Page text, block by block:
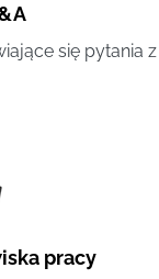
się pytania z
pracy